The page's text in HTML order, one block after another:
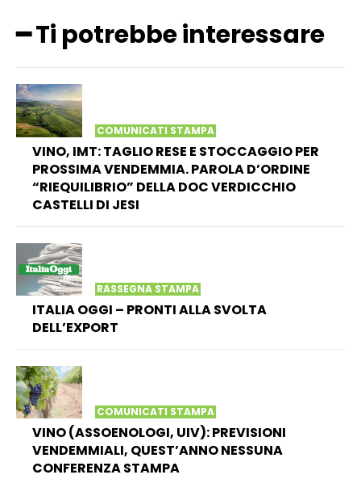
━ Ti potrebbe interessare
COMUNICATI STAMPA
VINO, IMT: TAGLIO RESE E STOCCAGGIO PER
PROSSIMA VENDEMMIA. PAROLA D’ORDINE
“RIEQUILIBRIO” DELLA DOC VERDICCHIO
CASTELLI DI JESI
RASSEGNA STAMPA
ITALIA OGGI – PRONTI ALLA SVOLTA
DELL’EXPORT
COMUNICATI STAMPA
VINO (ASSOENOLOGI, UIV): PREVISIONI
VENDEMMIALI, QUEST’ANNO NESSUNA
CONFERENZA STAMPA